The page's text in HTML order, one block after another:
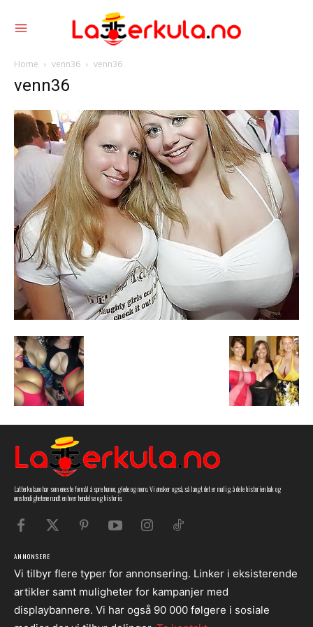
Home venn36 venn36
venn36
Latterkula.no har som eneste formål å spre humor, glede og moro. Vi ønsker også, så langt det er mulig, å dele historien bak og
omstendighetene rundt en hver hendelse og historie.
ANNONSERE
Vi tilbyr flere typer for annonsering. Linker i eksisterende
artikler samt muligheter for kampanjer med
displaybannere. Vi har også 90 000 følgere i sosiale